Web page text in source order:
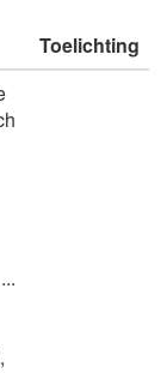
Toelichting
...
,